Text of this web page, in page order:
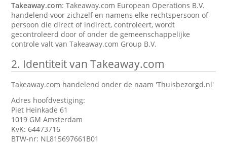
Takeaway.com: Takeaway.com European Operations B.V.
handelend voor zichzelf en namens elke rechtspersoon of
persoon die direct of indirect, controleert, wordt
gecontroleerd door of onder de gemeenschappelijke
controle valt van Takeaway.com Group B.V.
2. Identiteit van Takeaway.com
Takeaway.com handelend onder de naam 'Thuisbezorgd.nl'
Adres hoofdvestiging:
Piet Heinkade 61
1019 GM Amsterdam
KvK: 64473716
BTW-nr: NL815697661B01